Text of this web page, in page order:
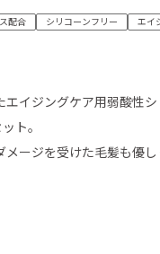
配合 シリコーンフリー エイ
イジングケア用弱酸性
ト。
ージを受けた毛髪も優